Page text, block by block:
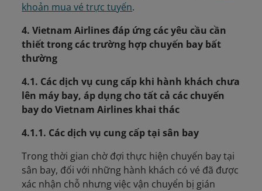
khoản mua vé trực tuyến.
4. Vietnam Airlines đáp ứng các yêu cầu cần
thiết trong các trường hợp chuyến bay bất
thường
4.1. Các dịch vụ cung cấp khi hành khách chưa
lên máy bay, áp dụng cho tất cả các chuyến
bay do Vietnam Airlines khai thác
4.1.1. Các dịch vụ cung cấp tại sân bay
Trong thời gian chờ đợi thực hiện chuyến bay tại
sân bay, đối với những hành khách có vé đã được
xác nhận chỗ nhưng việc vận chuyển bị gián